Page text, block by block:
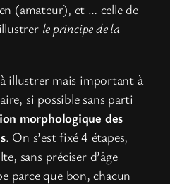
(amateur), et … celle de
le principe de la
illustrer mais important à
si possible sans parti
morphologique des
. On s’est fixé 4 étapes,
sans préciser d’âge
parce que bon, chacun